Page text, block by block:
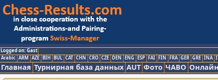
Logged on: Gast
Arabic ARM AZE BIH BUL CAT CHN CRO CZE DEN ENG ESP FAI FIN FRA GER GRE INA
Главная Турнирная база данных AUT Фото ЧАВО